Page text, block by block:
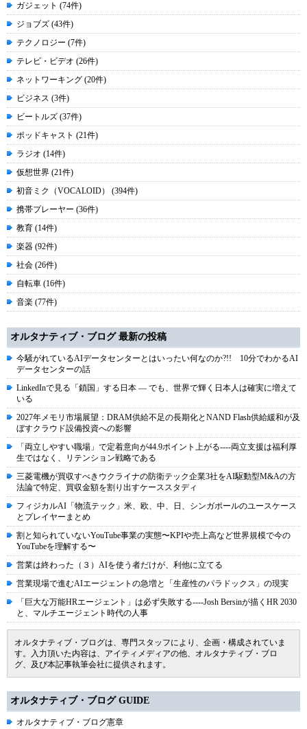
ガジェット (74件)
ジョブズ (43件)
テクノロジー (7件)
テレビ・ビデオ (26件)
ネットワーキング (20件)
ビジネス (3件)
ビートルズ (37件)
ポッドキャスト (21件)
ラジオ (14件)
仮想世界 (21件)
初音ミク（VOCALOID） (394件)
携帯プレーヤー (36件)
教育 (14件)
楽器 (92件)
社会 (26件)
自転車 (16件)
音楽 (77件)
オルタナティブ・ブログ 最新の投稿
今騒がれているAIデータセンターとはいったい何なのか?!! 10分でわかるAI
データセンターの話
LinkedInで見る「鎖国」する日本 ― でも、世界で輝く日本人は確実に増えて
いる
2027年メモリ市場展望：DRAM供給不足の長期化とNAND Flash供給緩和が及
ぼすクラウド設備投資への影響
「両立しやすい職場」で定着意向が44.9ポイント上がる----両立支援は福利厚
生ではなく、リテンション戦略である
三菱電機が買収すべきウクライナの防衛テック企業3社をAI駆動型M&Aの方
法論で特定、買収金額を割り出すケーススタディ
フィジカルAI「物流テック」米、欧、中、日、シンガポールのユースケース
とプレイヤーまとめ
割と知られていないYouTube事業の実態〜KPIや売上高など世界規模で今の
YouTubeを理解する〜
営業は終わった（３）AIを使う者だけが、利他に立てる
営業現場で進むAIエージェントの急増と「生産性のパラドックス」の現実
「巨大な万能HRエージェント」は必ず失敗する----Josh Bersinが描くHR 2030
と、マルチエージェント時代の人事
オルタナティブ・ブログは、専門スタッフにより、企画・構成されていま
す。入力頂いた内容は、アイティメディアの他、オルタナティブ・ブロ
グ、及び本記事執筆会社に提供されます。
オルタナティブ・ブログ GUIDE
オルタナティブ・ブログ憲章